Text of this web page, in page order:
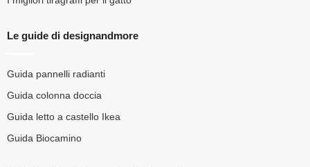
Le guide di designandmore
Guida pannelli radianti
Guida colonna doccia
Guida letto a castello Ikea
Guida Biocamino